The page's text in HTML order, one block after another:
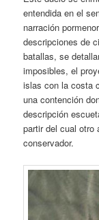
entendida en el
narración
descripciones de
batallas, se
imposibles, el
islas con la costa
una contención
descripción
partir del cual
conservador.